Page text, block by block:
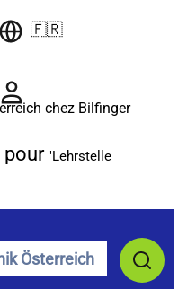
🇫🇷
chez Bilfinger(page
pour"Lehrstelle